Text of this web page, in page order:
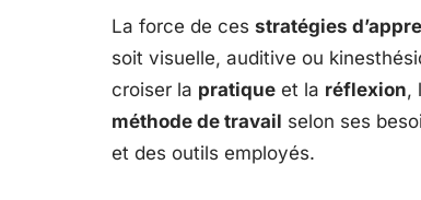
La force de ces stratégies
soit visuelle, auditive ou
croiser la pratique et la réflexion,
méthode de travail selon ses
et des outils employés.